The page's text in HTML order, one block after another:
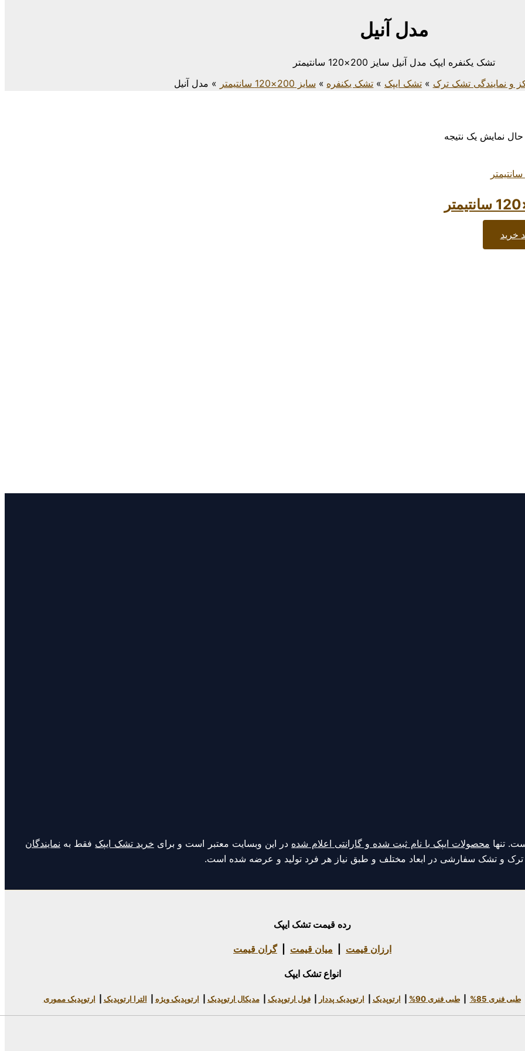
مدل آنیل
تشک یکنفره ایپک مدل آنیل سایز 200×120 سانتیمتر
و نمایندگی تشک ترک تشک ایپک تشک یکنفره سایز 200×120 سانتیمتر مدل آنیل
نمایش یک نتیجه
خرید
تنها محصولات ایپک با نام ثبت شده و گارانتی اعلام شده در این وبسایت معتبر است و برای خرید تشک ایپک فقط به نمایندگان
ترک و تشک سفارشی در ابعاد مختلف و طبق نیاز هر فرد تولید و عرضه شده است.
رده قیمت تشک ایپک
ارزان قیمت میان قیمت |گران قیمت
انواع تشک ایپک
طبی فنری 85% |طبی فنری 90% ارتوپدیک ارتوپدیک پددار |فول ارتوپدیک |مدیکال ارتوپدیک ارتوپدیک ویژه الترا ارتوپدیک ارتوپدیک مموری